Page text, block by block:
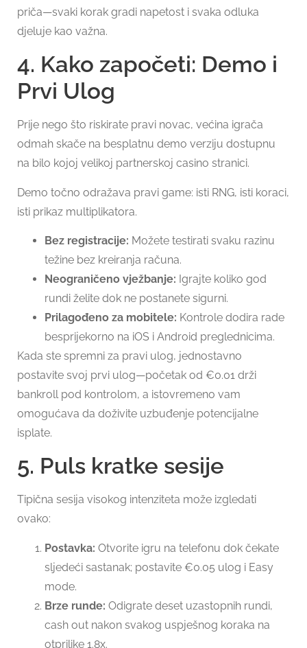
priča—svaki korak gradi napetost i svaka odluka
djeluje kao važna.
4. Kako započeti: Demo i
Prvi Ulog
Prije nego što riskirate pravi novac, većina igrača
odmah skače na besplatnu demo verziju dostupnu
na bilo kojoj velikoj partnerskoj casino stranici.
Demo točno odražava pravi game: isti RNG, isti koraci,
isti prikaz multiplikatora.
Bez registracije: Možete testirati svaku razinu
težine bez kreiranja računa.
Neograničeno vježbanje: Igrajte koliko god
rundi želite dok ne postanete sigurni.
Prilagođeno za mobitele: Kontrole dodira rade
besprijekorno na iOS i Android preglednicima.
Kada ste spremni za pravi ulog, jednostavno
postavite svoj prvi ulog—početak od €0.01 drži
bankroll pod kontrolom, a istovremeno vam
omogućava da doživite uzbuđenje potencijalne
isplate.
5. Puls kratke sesije
Tipična sesija visokog intenziteta može izgledati
ovako:
Postavka: Otvorite igru na telefonu dok čekate
sljedeći sastanak; postavite €0.05 ulog i Easy
mode.
Brze runde: Odigrate deset uzastopnih rundi,
cash out nakon svakog uspješnog koraka na
otprilike 1.8x.